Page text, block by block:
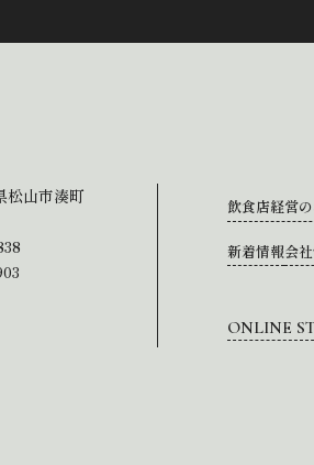
松山市湊町
飲食店経営
新着情報会
ONLINE